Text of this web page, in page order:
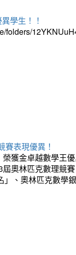
學生！！
folders/
表現優異！
獲金卓越數學王
奧林匹克數理競
」、奧林匹克數學